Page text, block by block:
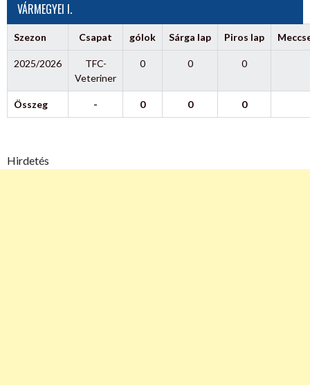
VÁRMEGYEI I.
Szezon Csapat gólok Sárga lap Piros lap
2025/2026
TFC-
Veteriner
0 0 0
Összeg - 0 0 0
Hirdetés